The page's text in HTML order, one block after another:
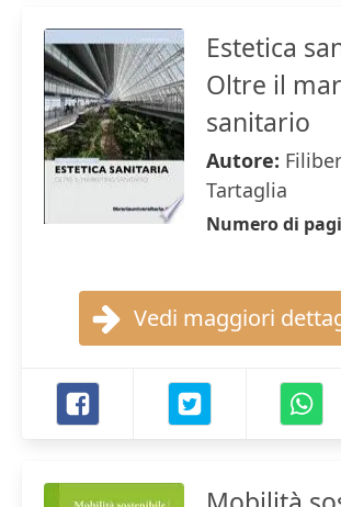
Estetica
Oltre il
sanitario
Autore:
Tartaglia
Numero di
Vedi maggiori